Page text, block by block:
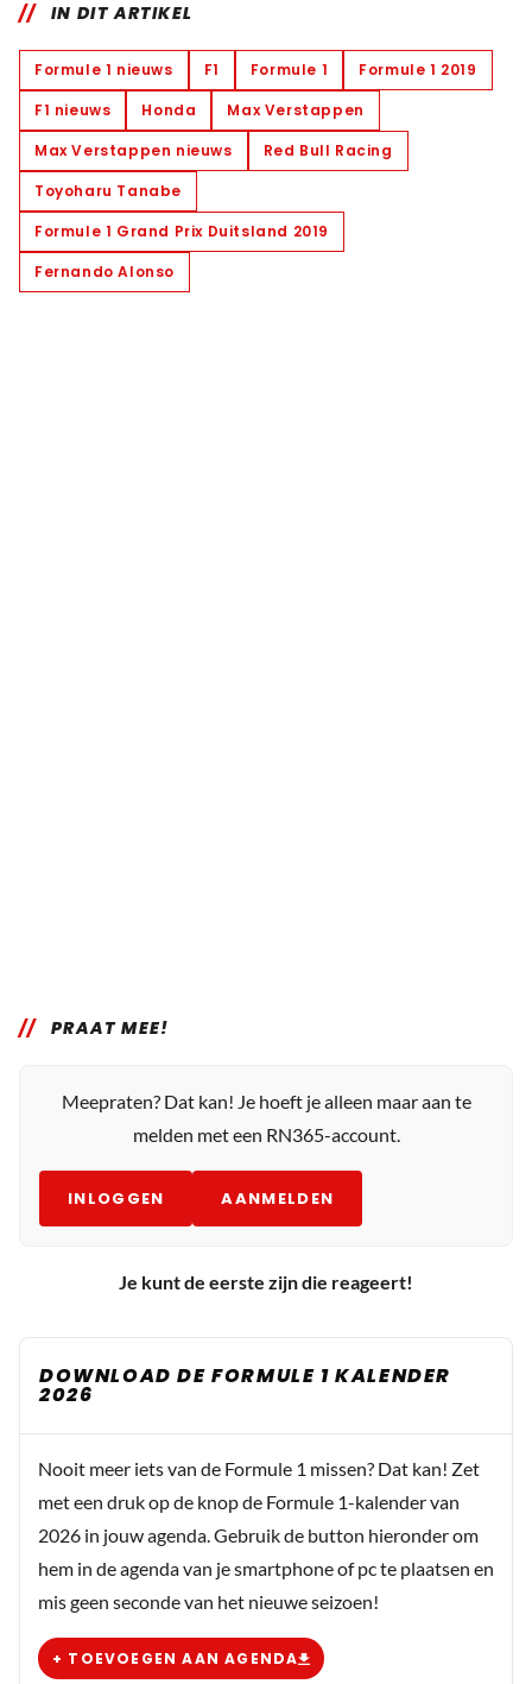
IN DIT ARTIKEL
Formule 1 nieuws F1 Formule 1
Formule 1 2019
F1 nieuws
Honda
Max Verstappen
Max Verstappen nieuws
Red Bull Racing
Toyoharu Tanabe
Formule 1 Grand Prix Duitsland 2019
Fernando Alonso
PRAAT MEE!
Meepraten? Dat kan! Je hoeft je alleen maar aan te
melden met een RN365-account.
INLOGGEN AANMELDEN
Je kunt de eerste zijn die reageert!
DOWNLOAD DE FORMULE 1 KALENDER
2026
Nooit meer iets van de Formule 1 missen? Dat kan! Zet
met een druk op de knop de Formule 1-kalender van
2026 in jouw agenda. Gebruik de button hieronder om
hem in de agenda van je smartphone of pc te plaatsen en
mis geen seconde van het nieuwe seizoen!
+ TOEVOEGEN AAN AGENDA